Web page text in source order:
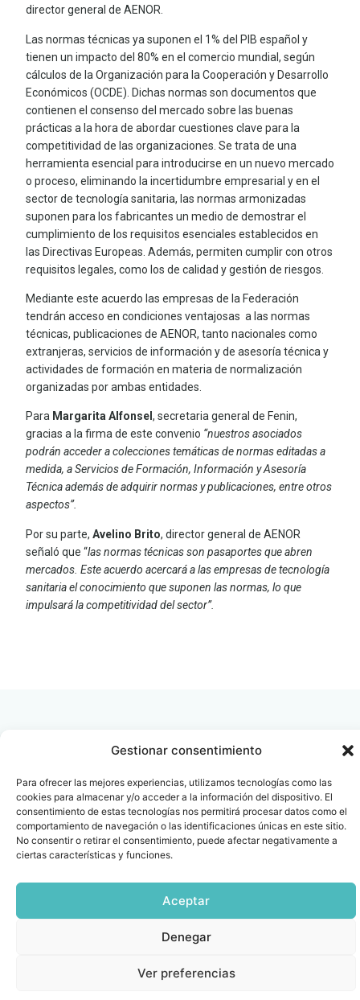
Gestionar consentimiento
Para ofrecer las mejores experiencias, utilizamos tecnologías como las
cookies para almacenar y/o acceder a la información del dispositivo. El
consentimiento de estas tecnologías nos permitirá procesar datos como el
comportamiento de navegación o las identificaciones únicas en este sitio.
No consentir o retirar el consentimiento, puede afectar negativamente a
ciertas características y funciones.
Aceptar
Denegar
Ver preferencias
director general de AENOR.
Las normas técnicas ya suponen el 1% del PIB español y
tienen un impacto del 80% en el comercio mundial, según
cálculos de la Organización para la Cooperación y Desarrollo
Económicos (OCDE). Dichas normas son documentos que
contienen el consenso del mercado sobre las buenas
prácticas a la hora de abordar cuestiones clave para la
competitividad de las organizaciones. Se trata de una
herramienta esencial para introducirse en un nuevo mercado
o proceso, eliminando la incertidumbre empresarial y en el
sector de tecnología sanitaria, las normas armonizadas
suponen para los fabricantes un medio de demostrar el
cumplimiento de los requisitos esenciales establecidos en
las Directivas Europeas. Además, permiten cumplir con otros
requisitos legales, como los de calidad y gestión de riesgos.
Mediante este acuerdo las empresas de la Federación
tendrán acceso en condiciones ventajosas a las normas
técnicas, publicaciones de AENOR, tanto nacionales como
extranjeras, servicios de información y de asesoría técnica y
actividades de formación en materia de normalización
organizadas por ambas entidades.
Para Margarita Alfonsel , secretaria general de Fenin,
gracias a la firma de este convenio “nuestros asociados
podrán acceder a colecciones temáticas de normas editadas a
medida, a Servicios de Formación, Información y Asesoría
Técnica además de adquirir normas y publicaciones, entre otros
aspectos”.
Por su parte, Avelino Brito, director general de AENOR
señaló que “las normas técnicas son pasaportes que abren
mercados. Este acuerdo acercará a las empresas de tecnología
sanitaria el conocimiento que suponen las normas, lo que
impulsará la competitividad del sector”.
Contacto
info@fenin.es
C/ Villanueva, 20 - 1-
28001
915 759 800
Oficina Barcelona
Travesera de Gracia, 56 -
1º, 3ª 08006
932 014 655
Copyright © 2025 FENIN |
reservados
Política
de
privacidad
|Cookies
|Aviso
|SIIF(Canal
|Políticas